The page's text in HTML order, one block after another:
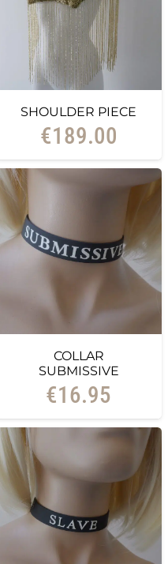
SHOULDER PIECE
€189.00
COLLAR
SUBMISSIVE
€16.95